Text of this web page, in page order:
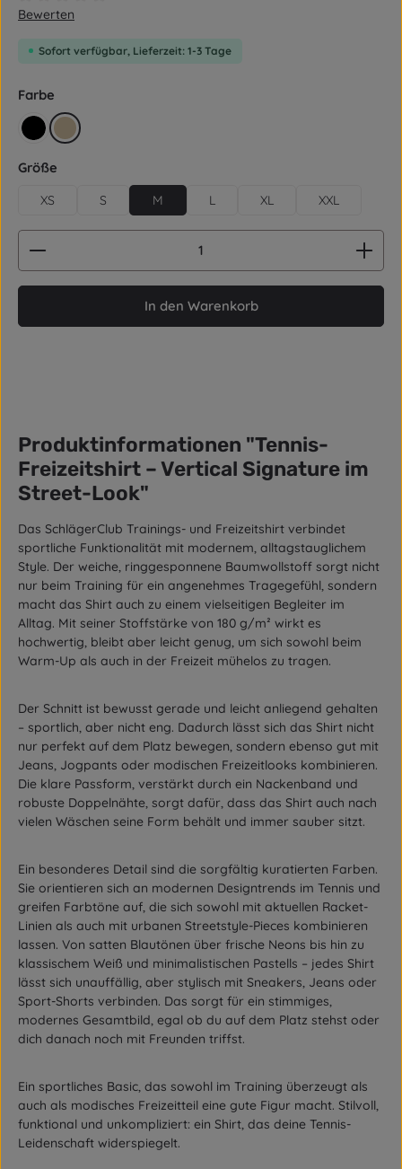
Durchschnittliche Bewertung von 0 von 5 Sternen
Bewerten
Sofort verfügbar, Lieferzeit: 1-3 Tage
Farbe
schwarz
beige
Größe
XS S M L XL XXL
Produkt Anzahl: Gib den gewünschten Wert
In den Warenkorb
Produktinformationen "Tennis-
Freizeitshirt – Vertical Signature im
Street-Look"
Das SchlägerClub Trainings- und Freizeitshirt verbindet
sportliche Funktionalität mit modernem, alltagstauglichem
Style. Der weiche, ringgesponnene Baumwollstoff sorgt nicht
nur beim Training für ein angenehmes Tragegefühl, sondern
macht das Shirt auch zu einem vielseitigen Begleiter im
Alltag. Mit seiner Stoffstärke von 180 g/m² wirkt es
hochwertig, bleibt aber leicht genug, um sich sowohl beim
Warm-Up als auch in der Freizeit mühelos zu tragen.
Der Schnitt ist bewusst gerade und leicht anliegend gehalten
– sportlich, aber nicht eng. Dadurch lässt sich das Shirt nicht
nur perfekt auf dem Platz bewegen, sondern ebenso gut mit
Jeans, Jogpants oder modischen Freizeitlooks kombinieren.
Die klare Passform, verstärkt durch ein Nackenband und
robuste Doppelnähte, sorgt dafür, dass das Shirt auch nach
vielen Wäschen seine Form behält und immer sauber sitzt.
Ein besonderes Detail sind die sorgfältig kuratierten Farben.
Sie orientieren sich an modernen Designtrends im Tennis und
greifen Farbtöne auf, die sich sowohl mit aktuellen Racket-
Linien als auch mit urbanen Streetstyle-Pieces kombinieren
lassen. Von satten Blautönen über frische Neons bis hin zu
klassischem Weiß und minimalistischen Pastells – jedes Shirt
lässt sich unauffällig, aber stylisch mit Sneakers, Jeans oder
Sport-Shorts verbinden. Das sorgt für ein stimmiges,
modernes Gesamtbild, egal ob du auf dem Platz stehst oder
dich danach noch mit Freunden triffst.
Ein sportliches Basic, das sowohl im Training überzeugt als
auch als modisches Freizeitteil eine gute Figur macht. Stilvoll,
funktional und unkompliziert: ein Shirt, das deine Tennis-
Leidenschaft widerspiegelt.